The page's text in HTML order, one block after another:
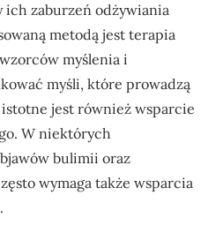
ich zaburzeń odżywiania
metodą jest terapia
myślenia i
myśli, które prowadzą
jest również wsparcie
W niektórych
bulimii oraz
wymaga także wsparcia